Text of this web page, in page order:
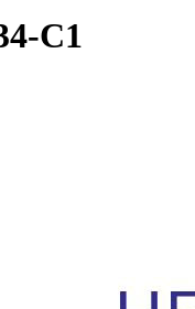
C1